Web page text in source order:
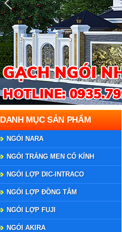
DANH MỤC SẢN PHẨM
NGÓI NARA
NGÓI TRÁNG MEN CỔ KÍNH
NGÓI LỢP DIC-INTRACO
NGÓI LỢP ĐỒNG TÂM
NGÓI LỢP FUJI
NGÓI AKIRA